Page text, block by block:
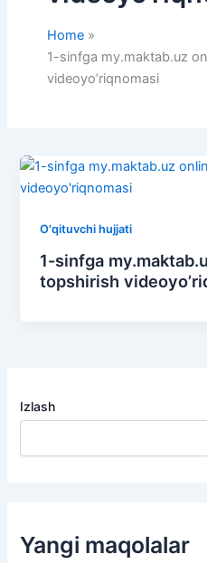
Home
1-sinfga my.maktab.uz
videoyo’riqnomasi
O'qituvchi hujjati
1-sinfga
topshirish
Izlash
Yangi maqolalar